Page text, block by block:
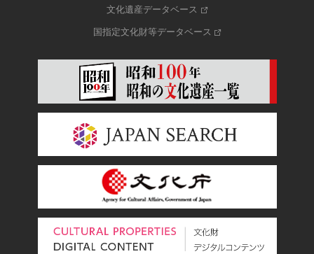
文化遺産データベース
国指定文化財等データベース